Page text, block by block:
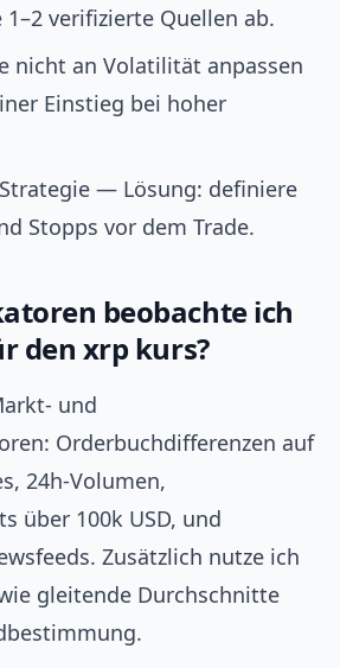
1–2 verifizierte Quellen ab.
nicht an Volatilität anpassen
Einstieg bei hoher
— Lösung: definiere
Stopps vor dem Trade.
beobachte ich
den xrp kurs?
und
Orderbuchdifferenzen auf
24h‑Volumen,
über 100k USD, und
Zusätzlich nutze ich
gleitende Durchschnitte